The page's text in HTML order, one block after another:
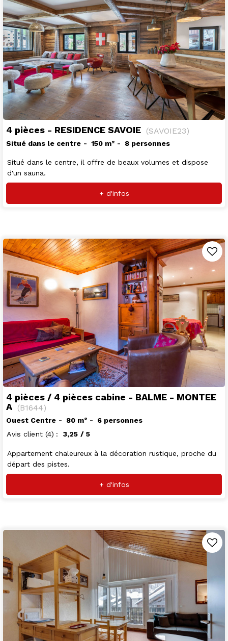
4 pièces - RESIDENCE SAVOIE (SAVOIE23)
Situé dans le centre 150 m² 8 personnes
Situé dans le centre, il offre de beaux volumes et dispose
d'un sauna.
+ d'infos
4 pièces / 4 pièces cabine - BALME - MONTEE
A (B1644)
Ouest Centre 80 m²
6 personnes
Avis client (4) 3,25 / 5
Appartement chaleureux à la décoration rustique, proche du
départ des pistes.
+ d'infos